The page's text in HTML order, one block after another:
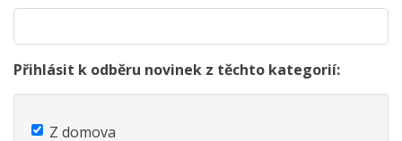
Přihlásit k odběru novinek z těchto kategorií:
Z domova